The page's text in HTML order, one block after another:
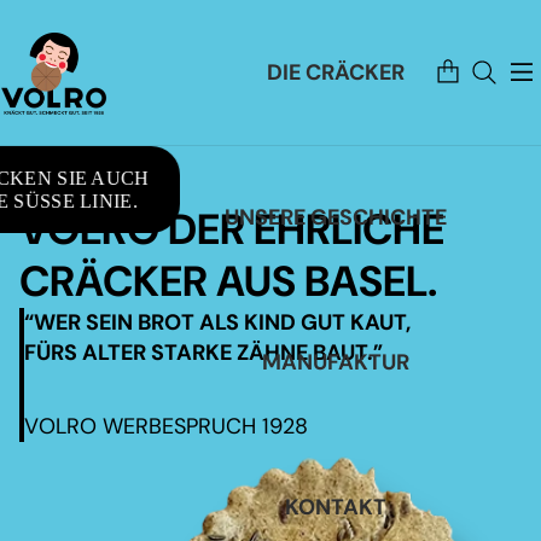
DIE CRÄCKER
UNSERE GESCHICHTE
MANUFAKTUR
KONTAKT
Artikel
im
Warenkorb
SIE AUCH
SÜSSE LINIE.
VOLRO DER EHRLICHE
CRÄCKER AUS BASEL.
“WER SEIN BROT ALS KIND GUT KAUT,
FÜRS ALTER STARKE ZÄHNE BAUT.”
VOLRO WERBESPRUCH 1928